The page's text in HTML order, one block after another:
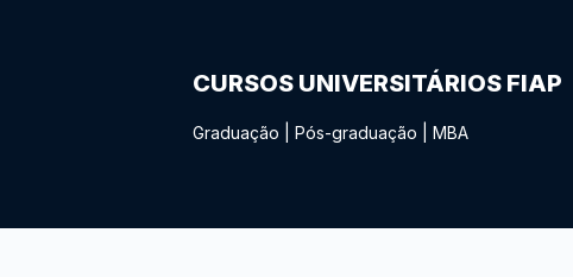
CURSOS UNIVERSITÁRIOS FIAP
Graduação Pós-graduação MBA